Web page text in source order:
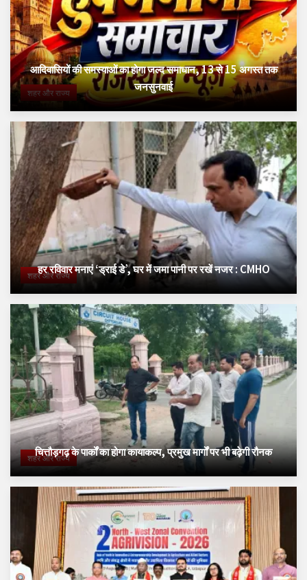
शहर और राज्य
आदिवासियों की समस्याओं का होगा जल्द समाधान, 13 से 15 अगस्त तक
जनसुनवाई
शहर और राज्य
हर रविवार मनाएं ‘ड्राई डे’, घर में जमा पानी पर रखें नजर : CMHO
शहर और राज्य
चित्तौड़गढ़ के पार्कों का होगा कायाकल्प, प्रमुख मार्गों पर भी बढ़ेगी रौनक